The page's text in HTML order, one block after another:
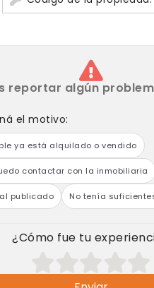
reportar algún
el motivo:
ya está alquilado o vendido
contactar con la inmobiliaria
publicado No tenía
¿Cómo fue tu